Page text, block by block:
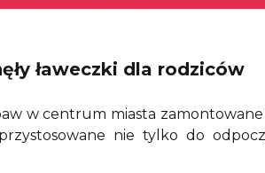
ławeczki dla rodziców
w centrum miasta zamontowane
nie tylko do